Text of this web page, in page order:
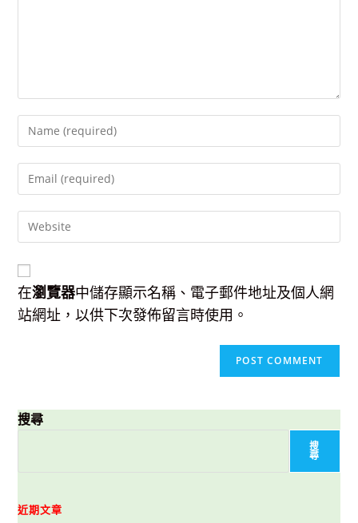
your
username
to
comment
your
address
to
Enter
your
(optional)
在瀏覽器中儲存顯示名稱、電子郵件地址及個人網
站網址，以供下次發佈留言時使用。
搜尋
搜
尋
近期文章